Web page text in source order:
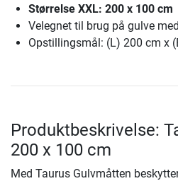
Størrelse XXL: 200 x 100 cm
Velegnet til brug på gulve
Opstillingsmål: (L) 200 cm x
Produktbeskrivelse:
200 x 100 cm
Med Taurus Gulvmåtten